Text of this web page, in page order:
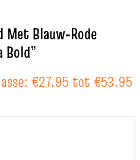
Met Blauw‑Rode
€27.95 tot €53.95